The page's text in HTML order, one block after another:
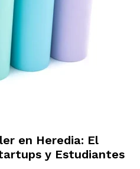
en Heredia: El
y Estudiantes